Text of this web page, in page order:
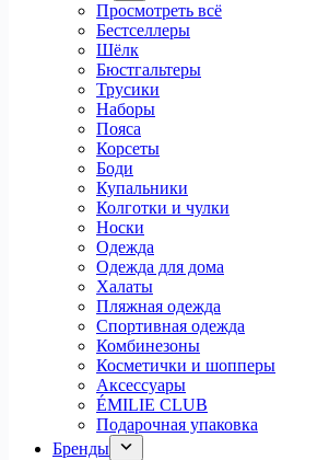
Просмотреть всё
Бестселлеры
Шёлк
Бюстгальтеры
Трусики
Наборы
Пояса
Корсеты
Боди
Купальники
Колготки и чулки
Носки
Одежда
Одежда для дома
Халаты
Пляжная одежда
Спортивная одежда
Комбинезоны
Косметички и шопперы
Аксессуары
ÉMILIE CLUB
Подарочная упаковка
Бренды